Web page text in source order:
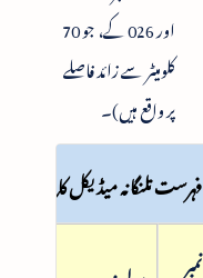
اور 026 کے، جو 70
کلومیٹر سے زائد فاصلے
پر واقع ہیں)۔
فہرست تلنگانہ میڈیکل کالج (اے
نمبر